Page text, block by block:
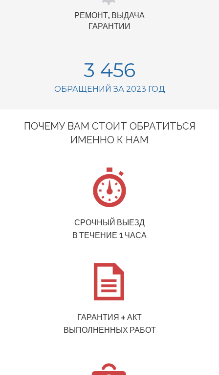
РЕМОНТ, ВЫДАЧА
ГАРАНТИИ
3 456
ОБРАЩЕНИЙ ЗА 2023 ГОД
ПОЧЕМУ ВАМ СТОИТ ОБРАТИТЬСЯ
ИМЕННО К НАМ
СРОЧНЫЙ ВЫЕЗД
В ТЕЧЕНИЕ 1 ЧАСА
ГАРАНТИЯ + АКТ
ВЫПОЛНЕННЫХ РАБОТ